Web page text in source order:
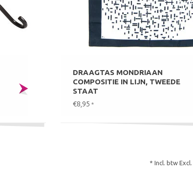
DRAAGTAS MONDRIAAN
COMPOSITIE IN LIJN, TWEEDE
STAAT
€8,95 *
* Incl. btw Excl.